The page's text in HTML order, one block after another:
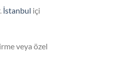
İstanbul içi
veya özel